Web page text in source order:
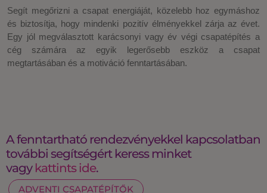
Segít megőrizni a csapat energiáját, közelebb hoz egymáshoz
és biztosítja, hogy mindenki pozitív élményekkel zárja az évet.
Egy jól megválasztott karácsonyi vagy év végi csapatépítés a
cég számára az egyik legerősebb eszköz a csapat
megtartásában és a motiváció fenntartásában.
A fenntartható rendezvényekkel kapcsolatban
további segítségért keress minket
vagy kattints ide.
ADVENTI CSAPATÉPÍTŐK